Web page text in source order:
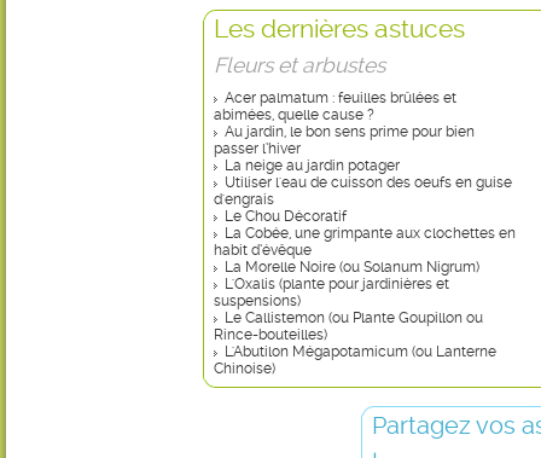
Les dernières astuces
Fleurs et arbustes
Acer palmatum : feuilles brûlées et
abimées, quelle cause ?
Au jardin, le bon sens prime pour bien
passer l’hiver
La neige au jardin potager
Utiliser l'eau de cuisson des oeufs en guise
d'engrais
Le Chou Décoratif
La Cobée, une grimpante aux clochettes en
habit d’évêque
La Morelle Noire (ou Solanum Nigrum)
L'Oxalis (plante pour jardinières et
suspensions)
Le Callistemon (ou Plante Goupillon ou
Rince-bouteilles)
L'Abutilon Mégapotamicum (ou Lanterne
Chinoise)
Partagez vos